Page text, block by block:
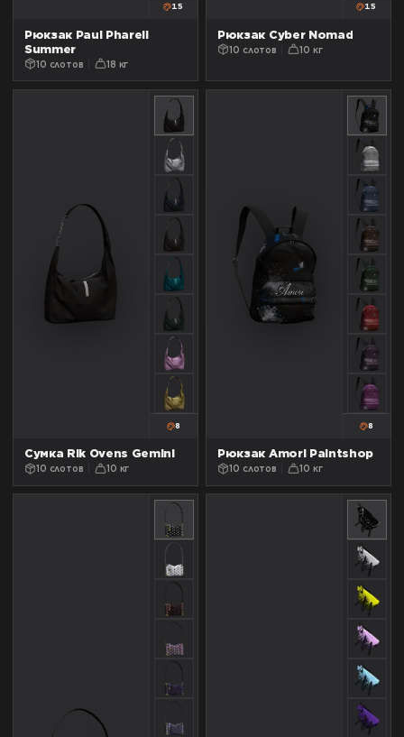
15
Рюкзак Paul Pharell
Summer
10 слотов 18 кг
15
Рюкзак Cyber Nomad
10 слотов 10 кг
8
Сумка Rik Ovens Gemini
10 слотов 10 кг
8
Рюкзак Amori Paintshop
10 слотов 10 кг